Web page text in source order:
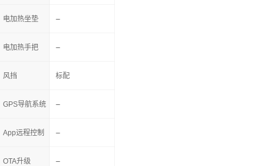
电加热坐垫
电加热手把
风挡
GPS导航系统
App远程控制
OTA升级
标配